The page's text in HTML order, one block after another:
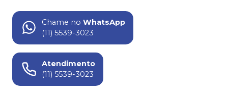
Chame no WhatsApp
(11) 5539-3023
Atendimento
(11) 5539-3023